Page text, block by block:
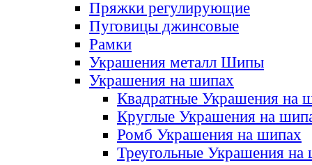
Пряжки регулирующие
Пуговицы джинсовые
Рамки
Украшения металл Шипы
Украшения на шипах
Квадратные Украшения на
Круглые Украшения на
Ромб Украшения на шипах
Треугольные Украшения на